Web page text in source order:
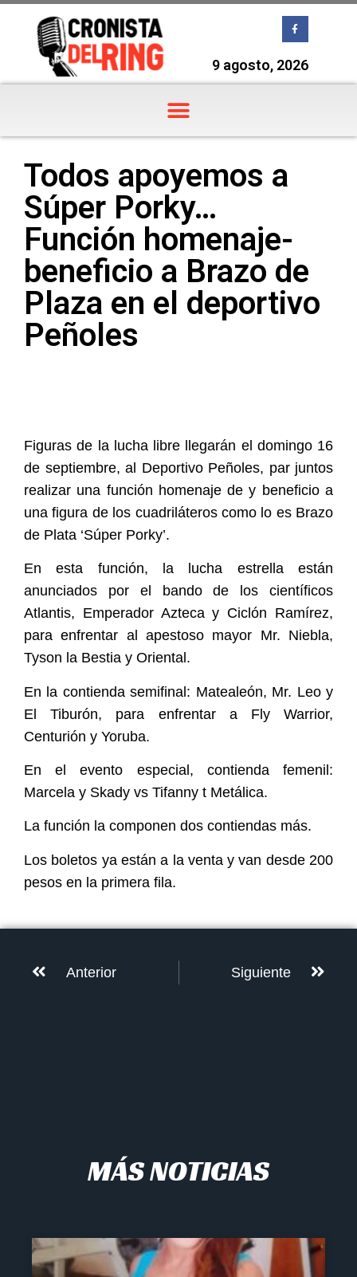
9 agosto, 2026
Todos apoyemos a
Súper Porky…
Función homenaje-
beneficio a Brazo de
Plaza en el deportivo
Peñoles
Figuras de la lucha libre llegarán el domingo 16
de septiembre, al Deportivo Peñoles, par juntos
realizar una función homenaje de y beneficio a
una figura de los cuadriláteros como lo es Brazo
de Plata ‘Súper Porky’.
En esta función, la lucha estrella están
anunciados por el bando de los científicos
Atlantis, Emperador Azteca y Ciclón Ramírez,
para enfrentar al apestoso mayor Mr. Niebla,
Tyson la Bestia y Oriental.
En la contienda semifinal: Matealeón, Mr. Leo y
El Tiburón, para enfrentar a Fly Warrior,
Centurión y Yoruba.
En el evento especial, contienda femenil:
Marcela y Skady vs Tifanny t Metálica.
La función la componen dos contiendas más.
Los boletos ya están a la venta y van desde 200
pesos en la primera fila.
Anterior Siguiente
MÁS NOTICIAS